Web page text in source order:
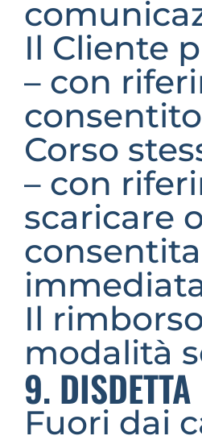
Il Cliente
– con
Corso
– con
scaricare
Il
modalità
9. DISDETTA
Fuori dai